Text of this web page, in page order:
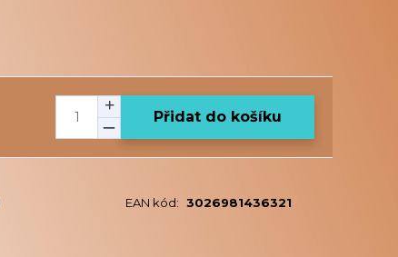
Přidat do košíku
EAN kód: 3026981436321